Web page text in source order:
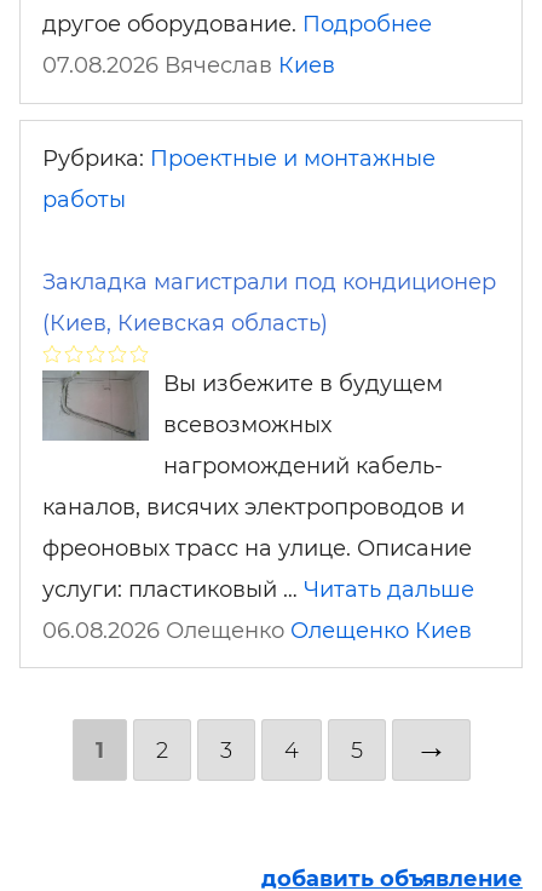
другое оборудование. Подробнее
07.08.2026 Вячеслав Киев
Рубрика: Проектные и монтажные
работы
Закладка магистрали под кондиционер
(Киев, Киевская область)
Вы избежите в будущем
всевозможных
нагромождений кабель-
каналов, висячих электропроводов и
фреоновых трасс на улице. Описание
услуги: пластиковый … Читать дальше
06.08.2026 Олещенко Олещенко Киев
1 2 3 4 5 →
добавить объявление